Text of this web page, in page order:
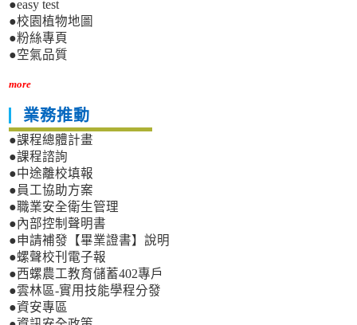
●easy test
●校園植物地圖
●粉絲專頁
●空氣品質
more
業務推動
●課程總體計畫
●課程諮詢
●中途離校填報
●員工協助方案
●職業安全衛生管理
●內部控制聲明書
●申請補發【畢業證書】說明
●螺聲校刊電子報
●西螺農工教育儲蓄402專戶
●雲林區-實用技能學程分發
●資安專區